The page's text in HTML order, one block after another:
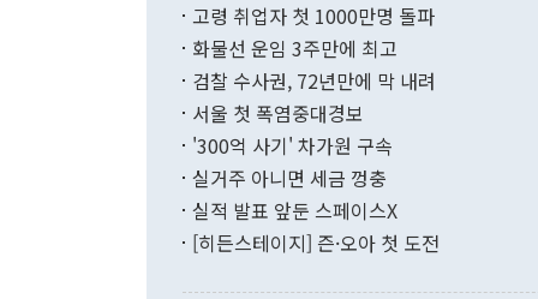
무너졌다고
함께 4자 대
"우리의 선
관은 업무
며 월간 기
196.9% 급
수출은
기록했지만
로 전환됐다.
고령 취업자 첫 1000만명 돌파
화물선 운임 3주만에 최고
검찰 수사권, 72년만에 막 내려
서울 첫 폭염중대경보
'300억 사기' 차가원 구속
실거주 아니면 세금 껑충
실적 발표 앞둔 스페이스X
[히든스테이지] 즌·오아 첫 도전